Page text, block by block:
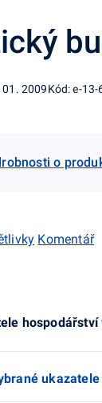
2009Kód: e-
o
Komentář
hospodářství